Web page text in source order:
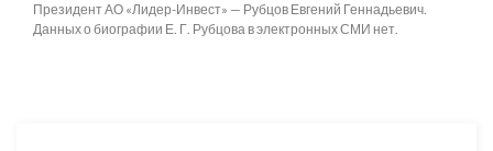
Президент АО «Лидер-Инвест» — Рубцов Евгений Геннадьевич.
Данных о биографии Е. Г. Рубцова в электронных СМИ нет.